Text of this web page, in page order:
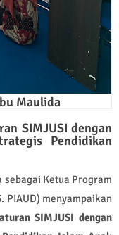
Maulida
SIMJUSI dengan
Pendidikan
sebagai Ketua Program
PIAUD) menyampaikan
SIMJUSI dengan